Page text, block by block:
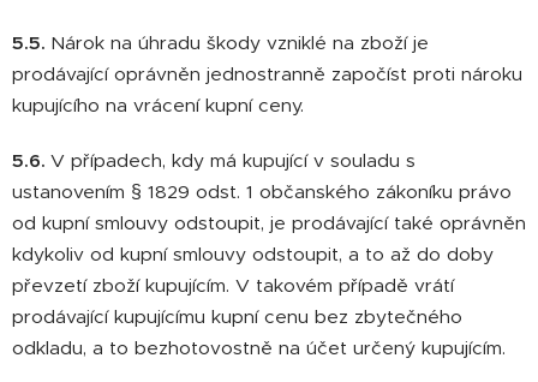
5.5. Nárok na úhradu škody vzniklé na zboží je
prodávající oprávněn jednostranně započíst proti nároku
kupujícího na vrácení kupní ceny.
5.6. V případech, kdy má kupující v souladu s
ustanovením § 1829 odst. 1 občanského zákoníku právo
od kupní smlouvy odstoupit, je prodávající také oprávněn
kdykoliv od kupní smlouvy odstoupit, a to až do doby
převzetí zboží kupujícím. V takovém případě vrátí
prodávající kupujícímu kupní cenu bez zbytečného
odkladu, a to bezhotovostně na účet určený kupujícím.